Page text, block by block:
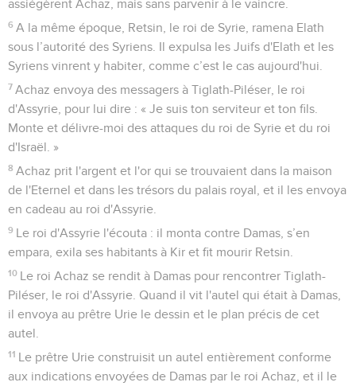
de garde ou de villes fortifiées.
10 Ils se sont dressé des statues et des poteaux sacrés sur
toute colline élevée et sous tout arbre vert.
11 Là, sur tous les hauts lieux, ils ont brûlé des parfums,
comme les nations que l'Eternel avait exilées devant eux, et
ils ont eu des activités mauvaises, par lesquelles ils ont irrité
l'Eternel.
12
Ils ont servi les idoles alors que l'Eternel leur avait dit :
« Vous ne ferez pas cela. »
13 L'Eternel avait averti Israël et Juda par l’intermédiaire de
tous ses prophètes, de tous les voyants. Il leur avait dit :
« Renoncez à votre mauvaise conduite et respectez mes
commandements et mes prescriptions, en suivant
entièrement la loi que j'ai donnée à vos ancêtres et que je
vous ai envoyée par l’intermédiaire de mes serviteurs les
prophètes. »
14 Mais ils n’ont pas écouté, ils se sont montrés réfractaires
comme leurs ancêtres, qui n'avaient pas cru en l'Eternel, leur
Dieu.